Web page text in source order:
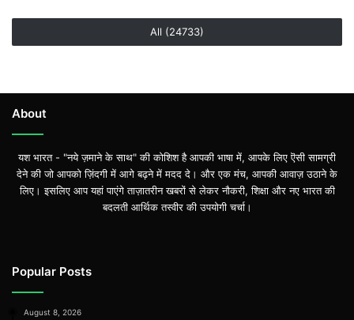
All (24733)
About
यश भारत - "नये ज़माने के साथ" की कोशिश है आपकी भाषा में, आपके लिए ऎसी सामग्री
देने की जो आपको ज़िंदगी में आगे बढ़ने में मदद दे। और एक मंच, आपकी आवाज़ उठाने के
लिए। इसलिए आप यहां पाएंगे ताज़ातरीन खबरों से लेकर नौकरी, शिक्षा और नए भारत की
बदलती आर्थिक तस्वीर की उपयोगी चर्चा।
Popular Posts
August 8, 2026